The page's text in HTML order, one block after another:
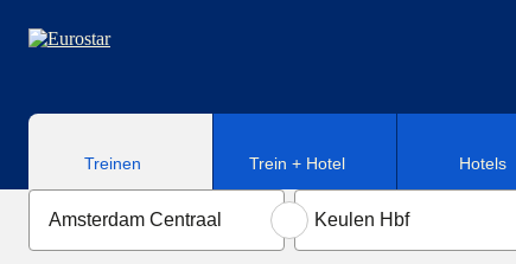
Treinen Trein + Hotel Hotels